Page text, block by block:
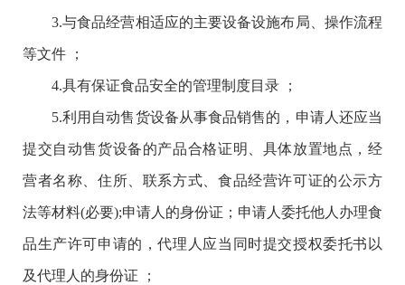
3.与食品经营相适应的主要设备设施布局、操作流程
等文件 ；
4.具有保证食品安全的管理制度目录 ；
5.利用自动售货设备从事食品销售的，申请人还应当
提交自动售货设备的产品合格证明、具体放置地点，经
营者名称、住所、联系方式、食品经营许可证的公示方
法等材料(必要);申请人的身份证；申请人委托他人办理食
品生产许可申请的，代理人应当同时提交授权委托书以
及代理人的身份证 ；